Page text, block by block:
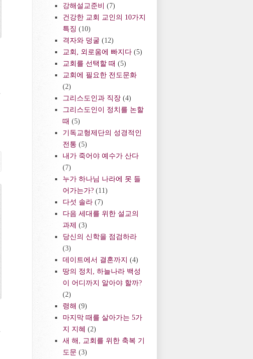
강해설교준비 (7)
건강한 교회 교인의 10가지
특징 (10)
격자와 덩굴 (12)
교회, 외로움에 빠지다 (5)
교회를 선택할 때 (5)
교회에 필요한 전도문화
(2)
그리스도인과 직장 (4)
그리스도인이 정치를 논할
때 (5)
기독교형제단의 성경적인
전통 (5)
내가 죽어야 예수가 산다
(7)
누가 하나님 나라에 못 들
어가는가? (11)
다섯 솔라 (7)
다음 세대를 위한 설교의
과제 (3)
당신의 신학을 점검하라
(3)
데이트에서 결혼까지 (4)
땅의 정치, 하늘나라 백성
이 어디까지 알아야 할까?
(2)
령해 (9)
마지막 때를 살아가는 5가
지 지혜 (2)
새 해, 교회를 위한 축복 기
도문 (3)